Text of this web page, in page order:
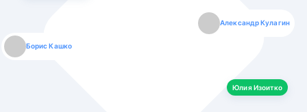
Борис Кашко
Александр Кулагин
Юлия Изоитко
Юлия Изоитко
Даниил Макаров
Александр Кулагин
Екатерина Лазаренко
Даниил Макаров
Борис Кашко
Екатерина Лазаренко
Юлия Изоитко